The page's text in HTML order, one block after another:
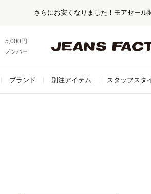
さらにお安くなりました！モアセール
5,000円以上お買い上げで送料無料！
メンバー登録でお得な情報をゲット。さらに詳しく
ブランド 別注アイテム スタッフスタ